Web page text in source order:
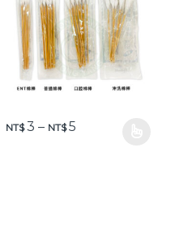
NT$3 – NT$5